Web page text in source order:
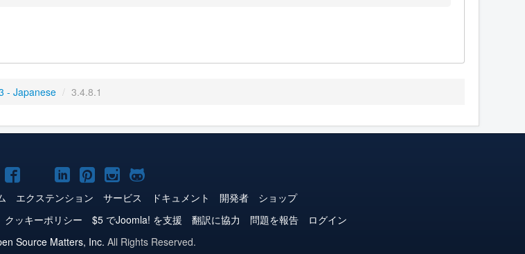
- Japanese / 3.4.8.1
Joomla!
Facebook
Joomla!
YouTube
Joomla!
LinkedIn
Joomla!
Pinterest
Joomla!
Instagram
Joomla!
GitHub
エクステンション サービス ドキュメント 開発者
ショップ
クッキーポリシー $5 でJoomla! を支援 翻訳に協力 問題を報告
ログイン
Source Matters, Inc. All Rights Reserved.